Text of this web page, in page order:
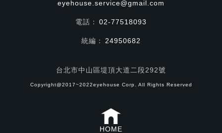
eyehouse.service@gmail.com
電話： 02-77518093
統編： 24950682
台北市中山區堤頂大道二段292號
Copyright@2017~2022eyehouse Corp. All Rights Reserved
HOME